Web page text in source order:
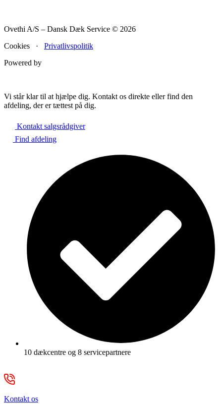
Ovethi A/S – Dansk Dæk Service © 2026
Cookies · Privatlivspolitik
Powered by
Vi står klar til at hjælpe dig. Kontakt os direkte eller find den
afdeling, der er tættest på dig.
Kontakt salgsrådgiver
Find afdeling
10 dækcentre og 8 servicepartnere
Kontakt os